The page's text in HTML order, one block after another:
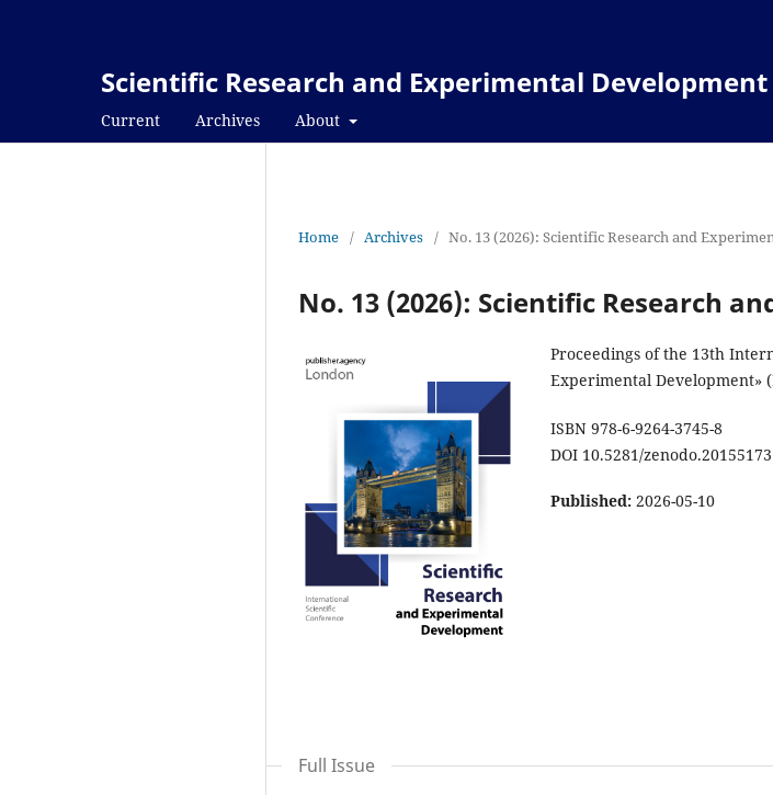
Scientific Research and Experimental Development
Current Archives About
Home / Archives / No. 13 (2026): Scientific Research and
No. 13 (2026): Scientific Research
Proceedings of the 13th
Experimental Development»
ISBN 978-6-9264-3745-8
DOI 10.5281/zenodo.20155173
Published: 2026-05-10
Full Issue